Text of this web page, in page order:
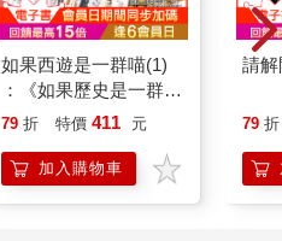
如果西遊是一群喵(1)
：《如果歷史是一群
喵》作者最新力作，附
79 折 特價 411 元
加入購物車
請解
79 折